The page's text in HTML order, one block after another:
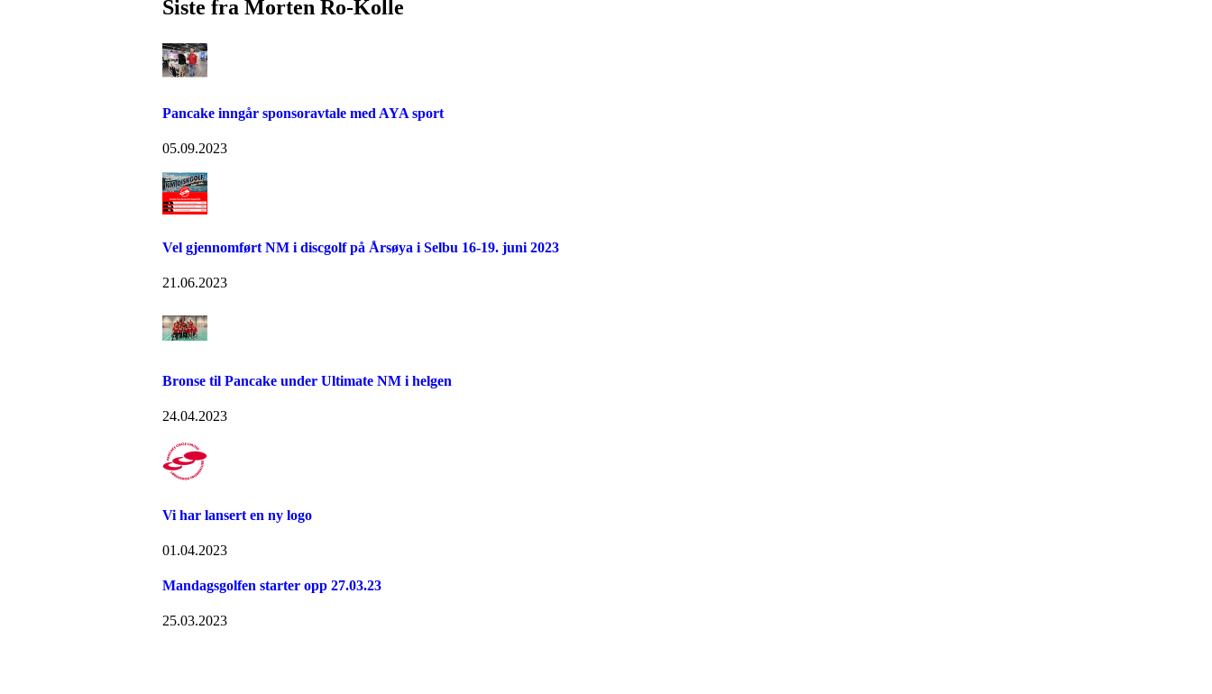
Siste fra Morten Ro-Kolle
Pancake inngår sponsoravtale med AYA sport
05.09.2023
Vel gjennomført NM i discgolf på Årsøya i Selbu 16-19. juni 2023
21.06.2023
Bronse til Pancake under Ultimate NM i helgen
24.04.2023
Vi har lansert en ny logo
01.04.2023
Mandagsgolfen starter opp 27.03.23
25.03.2023